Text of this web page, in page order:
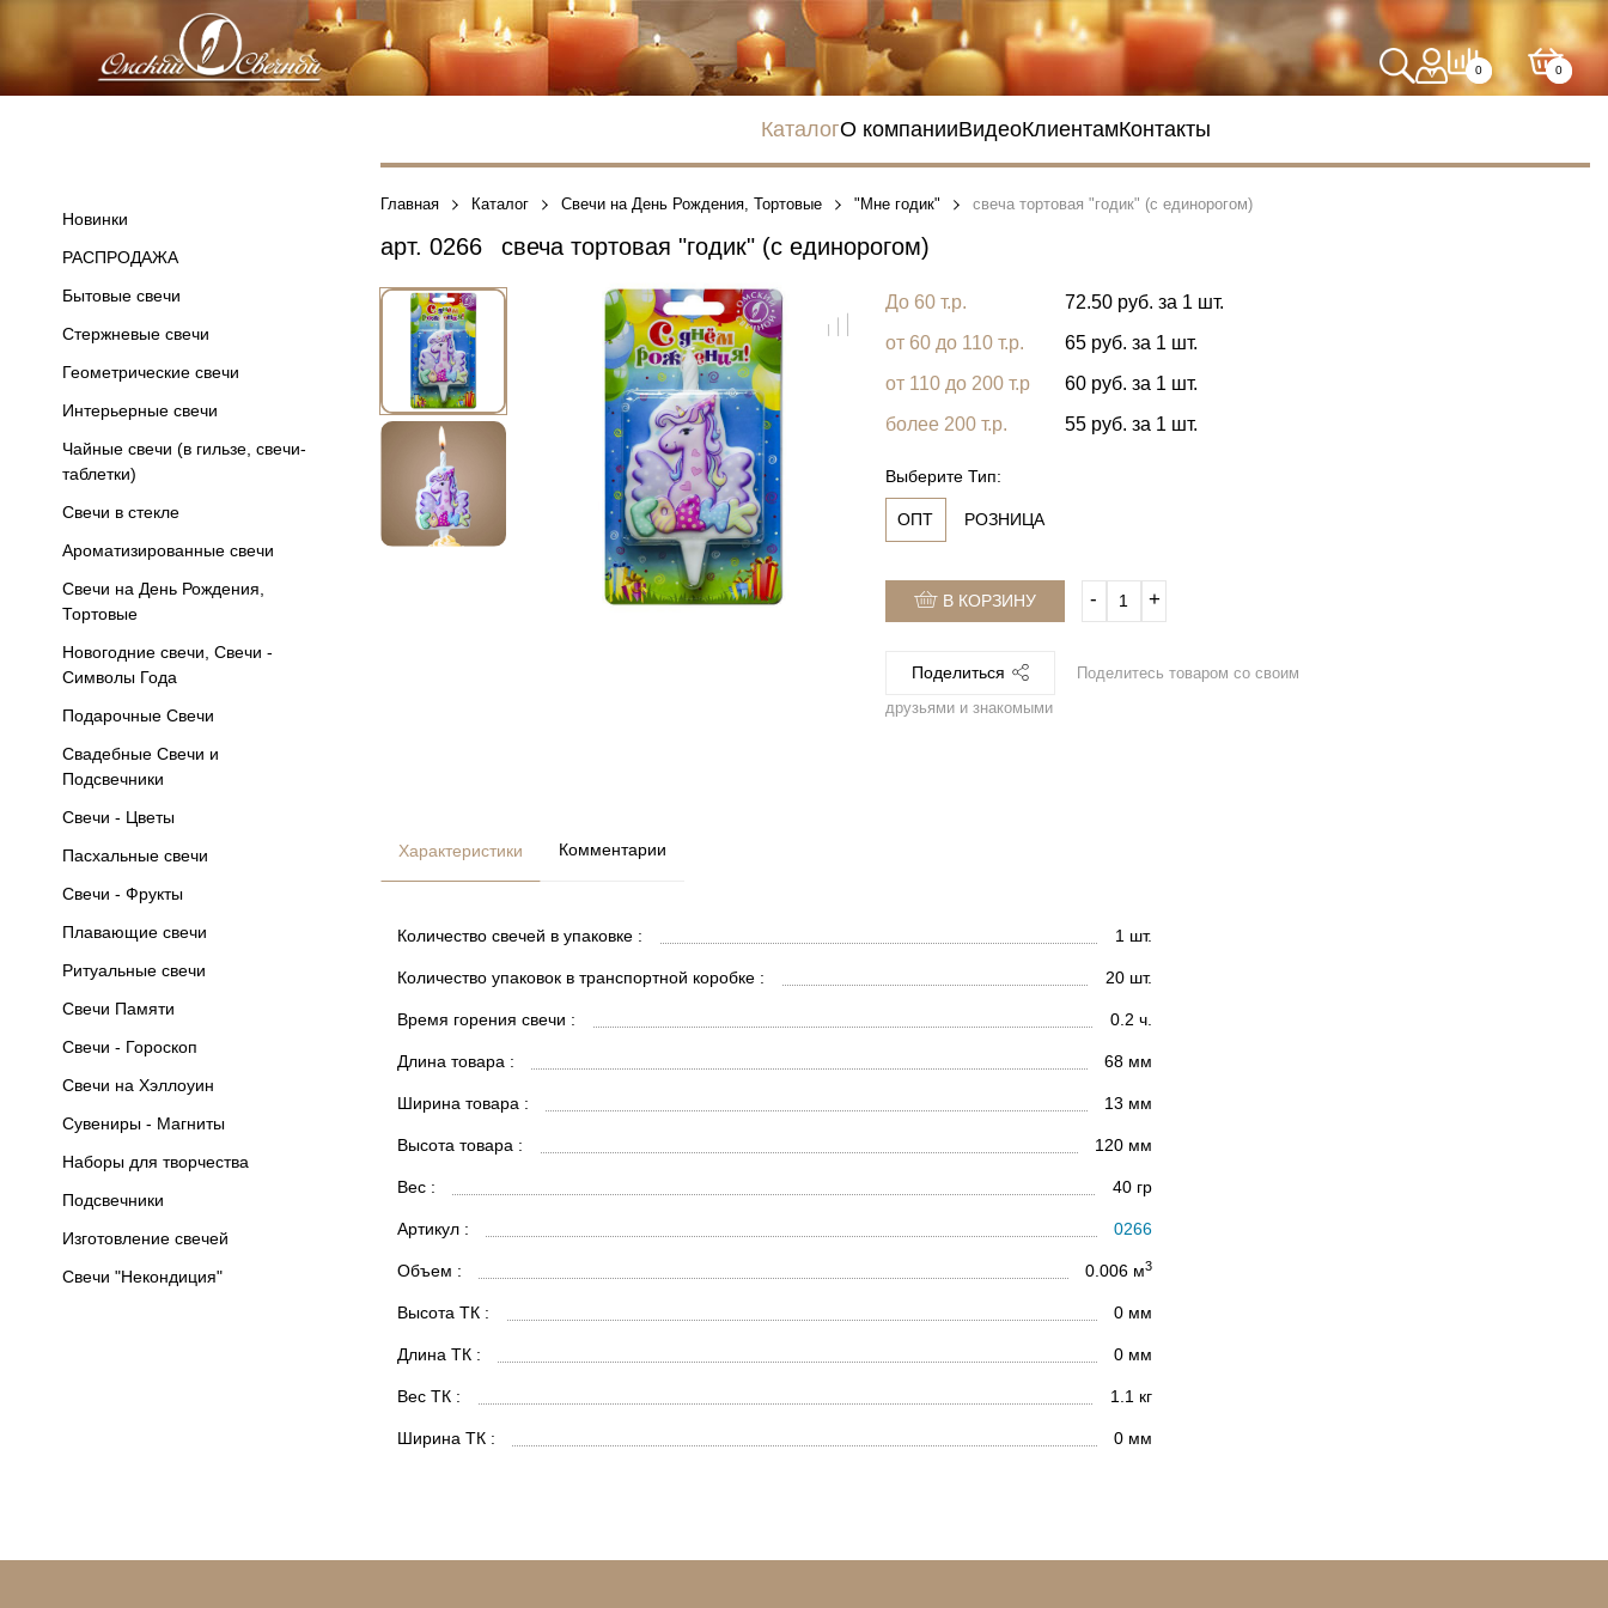
0 0
КаталогО компанииВидеоКлиентамКонтакты
Новинки
РАСПРОДАЖА
Бытовые свечи
Стержневые свечи
Геометрические свечи
Интерьерные свечи
Чайные свечи (в гильзе, свечи-
таблетки)
Свечи в стекле
Ароматизированные свечи
Свечи на День Рождения,
Тортовые
Новогодние свечи, Свечи -
Символы Года
Подарочные Свечи
Свадебные Свечи и
Подсвечники
Свечи - Цветы
Пасхальные свечи
Свечи - Фрукты
Плавающие свечи
Ритуальные свечи
Свечи Памяти
Свечи - Гороскоп
Свечи на Хэллоуин
Сувениры - Магниты
Наборы для творчества
Подсвечники
Изготовление свечей
Свечи "Некондиция"
Главная Каталог Свечи на День Рождения, Тортовые "Мне годик" свеча тортовая "годик" (с единорогом)
арт. 0266 свеча тортовая "годик" (с единорогом)
До 60 т.р.
72.50 руб. за 1 шт.
от 60 до 110 т.р.
65 руб. за 1 шт.
от 110 до 200 т.р
60 руб. за 1 шт.
более 200 т.р.
55 руб. за 1 шт.
Выберите Тип:
ОПТ РОЗНИЦА
В КОРЗИНУ ‐ +
Поделиться Поделитесь товаром со своим
друзьями и знакомыми
Характеристики
Количество свечей в упаковке : 1 шт.
Количество упаковок в транспортной коробке : 20 шт.
Время горения свечи : 0.2 ч.
Длина товара : 68 мм
Ширина товара : 13 мм
Высота товара : 120 мм
Вес : 40 гр
Артикул : 0266
Объем : 0.006 м3
Высота ТК : 0 мм
Длина ТК : 0 мм
Вес ТК : 1.1 кг
Ширина ТК : 0 мм
Комментарии